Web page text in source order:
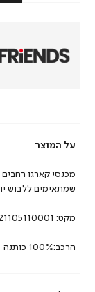
על המוצר
מכנסי קארגו רחבים
שמתאימים ללבוש
מקט:
הרכב:100% כותנה